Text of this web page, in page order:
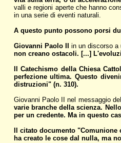
valli e regioni aperte che hanno
in una serie di eventi naturali.
A questo punto possono porsi
Giovanni Paolo II
in un discorso a
non creano ostacoli. [...]
Il Catechismo della Chiesa
perfezione ultima. Questo
distruzioni" (n. 310).
Giovanni Paolo II nel messaggio
varie branche della scienza.
per un credente. Ma in questo
Il citato documento
ha creato le cose dal nulla, ma